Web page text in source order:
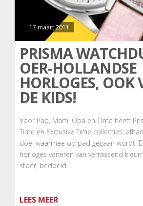
17 maart 2011
PRISMA
OER-HOLLANDSE
HORLOGES, OOK
DE KIDS!
Voor Pap, Mam, Opa en Oma heeft
Time en Exclusive Time collecties,
doel waarmee op pad gegaan wordt.
horloges variëren van verrassend
stoer, bedoeld …
LEES MEER